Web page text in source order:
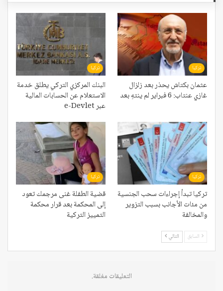
تركيا
عثمان بكتاش يحذر بعد زلزال
غازي عنتاب: 6 فبراير لم ينتهِ بعد
تركيا
البنك المركزي التركي يطلق خدمة
الاستعلام عن الحسابات المالية
عبر e-Devlet
تركيا
تركيا تبدأ إجراءات سحب الجنسية
من مئات الأجانب بسبب التزوير
والمخالفة
تركيا
قضية الطفلة غنى مرجمك تعود
إلى المحكمة بعد قرار محكمة
التمييز التركية
السابق التالي
التعليقات مغلقة.